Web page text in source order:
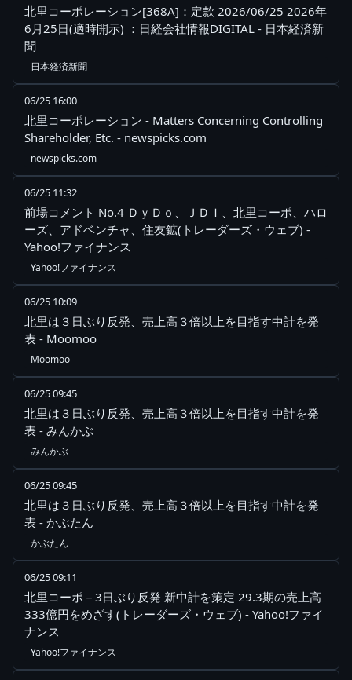
北里コーポレーション[368A]：定款 2026/06/25 2026年
6月25日(適時開示) ：日経会社情報DIGITAL - 日本経済新
聞
日本経済新聞
06/25 16:00
北里コーポレーション - Matters Concerning Controlling
Shareholder, Etc. - newspicks.com
newspicks.com
06/25 11:32
前場コメント No.4 ＤｙＤｏ、ＪＤＩ、北里コーポ、ハロ
ーズ、アドベンチャ、住友鉱(トレーダーズ・ウェブ) -
Yahoo!ファイナンス
Yahoo!ファイナンス
06/25 10:09
北里は３日ぶり反発、売上高３倍以上を目指す中計を発
表 - Moomoo
Moomoo
06/25 09:45
北里は３日ぶり反発、売上高３倍以上を目指す中計を発
表 - みんかぶ
みんかぶ
06/25 09:45
北里は３日ぶり反発、売上高３倍以上を目指す中計を発
表 - かぶたん
かぶたん
06/25 09:11
北里コーポ－3日ぶり反発 新中計を策定 29.3期の売上高
333億円をめざす(トレーダーズ・ウェブ) - Yahoo!ファイ
ナンス
Yahoo!ファイナンス